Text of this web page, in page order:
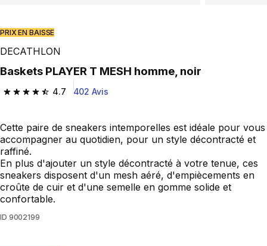
PRIX EN BAISSE
DECATHLON
Baskets PLAYER T MESH homme, noir
4.7
4.7 out of 5 stars from 402 reviews
402 Avis
Cette paire de sneakers intemporelles est idéale pour vous
accompagner au quotidien, pour un style décontracté et
raffiné.
En plus d'ajouter un style décontracté à votre tenue, ces
sneakers disposent d'un mesh aéré, d'empiècements en
croûte de cuir et d'une semelle en gomme solide et
confortable.
ID 9002199